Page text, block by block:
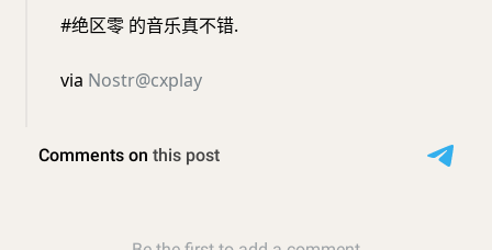
#绝区零 的音乐真不错.
via Nostr@cxplay